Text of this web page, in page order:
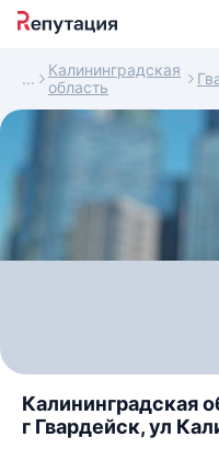
Калининградская
область
Калининградская
г Гвардейск, ул